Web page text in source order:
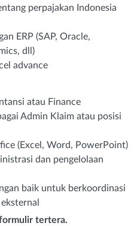
perpajakan Indonesia
ERP (SAP, Oracle,
dll)
advance
atau Finance
Admin Klaim atau posisi
(Excel, Word, PowerPoint)
dan pengelolaan
baik untuk berkoordinasi
tertera.